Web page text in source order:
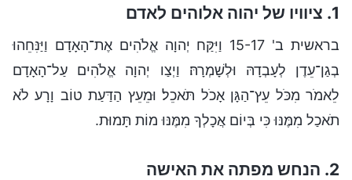
1. ציוויו של יהוה אלוהים לאדם
בראשית ב' 15-17 וַיִּקַּח יְהוָה אֱלֹהִים אֶת־הָאָדָם וַיַּנִּחֵהוּ
בְגַן־עֵדֶן לְעָבְדָהּ וּלְשָׁמְרָהּ׃ וַיְצַו יְהוָה אֱלֹהִים עַל־הָאָדָם
לֵאמֹר מִכֹּל עֵץ־הַגָּן אָכֹל תֹּאכֵל׃ וּמֵעֵץ הַדַּעַת טוֹב וָרָע לֹא
תֹאכַל מִמֶּנּוּ כִּי בְּיוֹם אֲכָלְךָ מִמֶּנּוּ מוֹת תָּמוּת.
2. הנחש מפתה את האישה